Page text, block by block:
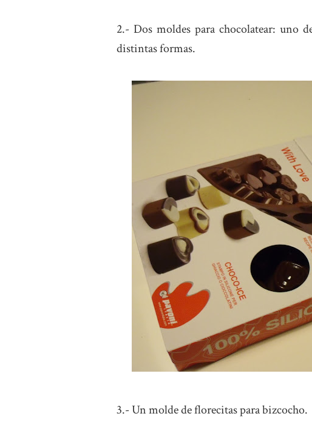
2.- Dos moldes para chocolatear: uno
distintas formas.
3.- Un molde de florecitas para bizcocho.